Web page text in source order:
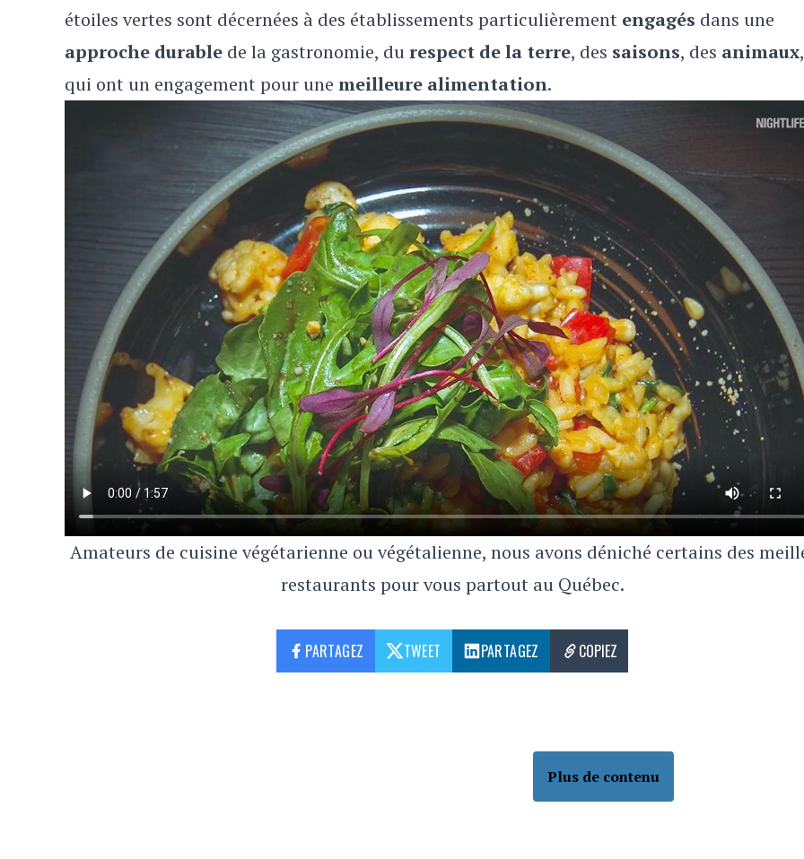
étoiles vertes sont décernées à des établissements particulièrement engagés dans une
approche durable de la gastronomie, durespect de la terre, des saisons, des animaux
qui ont un engagement pour une meilleure alimentation.
Amateurs de cuisine végétarienne ou végétalienne, nous avons déniché certains des
restaurants pour vous partout au Québec.
PARTAGEZ TWEET PARTAGEZ COPIEZ
Plus de contenu